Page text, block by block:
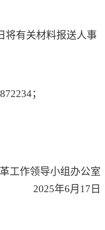
将有关材料报送人事
；
工作领导小组办公室
2025年6月 17 日